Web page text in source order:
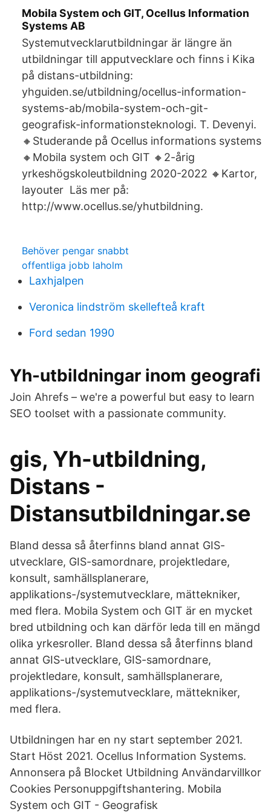
Mobila System och GIT, Ocellus Information
Systems AB
Systemutvecklarutbildningar är längre än
utbildningar till apputvecklare och finns i Kika
på distans-utbildning:
yhguiden.se/utbildning/ocellus-information-
systems-ab/mobila-system-och-git-
geografisk-informationsteknologi. T. Devenyi.
🔸️Studerande på Ocellus informations systems
🔸️Mobila system och GIT 🔸️2-årig
yrkeshögskoleutbildning 2020-2022 🔸️Kartor,
layouter Läs mer på:
http://www.ocellus.se/yhutbildning.
Behöver pengar snabbt
offentliga jobb laholm
Laxhjalpen
Veronica lindström skellefteå kraft
Ford sedan 1990
Yh-utbildningar inom geografi
Join Ahrefs – we're a powerful but easy to learn
SEO toolset with a passionate community.
gis, Yh-utbildning,
Distans -
Distansutbildningar.se
Bland dessa så återfinns bland annat GIS-
utvecklare, GIS-samordnare, projektledare,
konsult, samhällsplanerare,
applikations-/systemutvecklare, mättekniker,
med flera. Mobila System och GIT är en mycket
bred utbildning och kan därför leda till en mängd
olika yrkesroller. Bland dessa så återfinns bland
annat GIS-utvecklare, GIS-samordnare,
projektledare, konsult, samhällsplanerare,
applikations-/systemutvecklare, mättekniker,
med flera.
Utbildningen har en ny start september 2021.
Start Höst 2021. Ocellus Information Systems.
Annonsera på Blocket Utbildning Användarvillkor
Cookies Personuppgiftshantering. Mobila
System och GIT - Geografisk